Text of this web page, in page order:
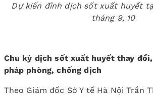
Dự kiến đỉnh dịch sốt xuất huyết
tháng 9, 10
Chu kỳ dịch sốt xuất huyết thay
pháp phòng, chống dịch
Theo Giám đốc Sở Y tế Hà Nội Trần